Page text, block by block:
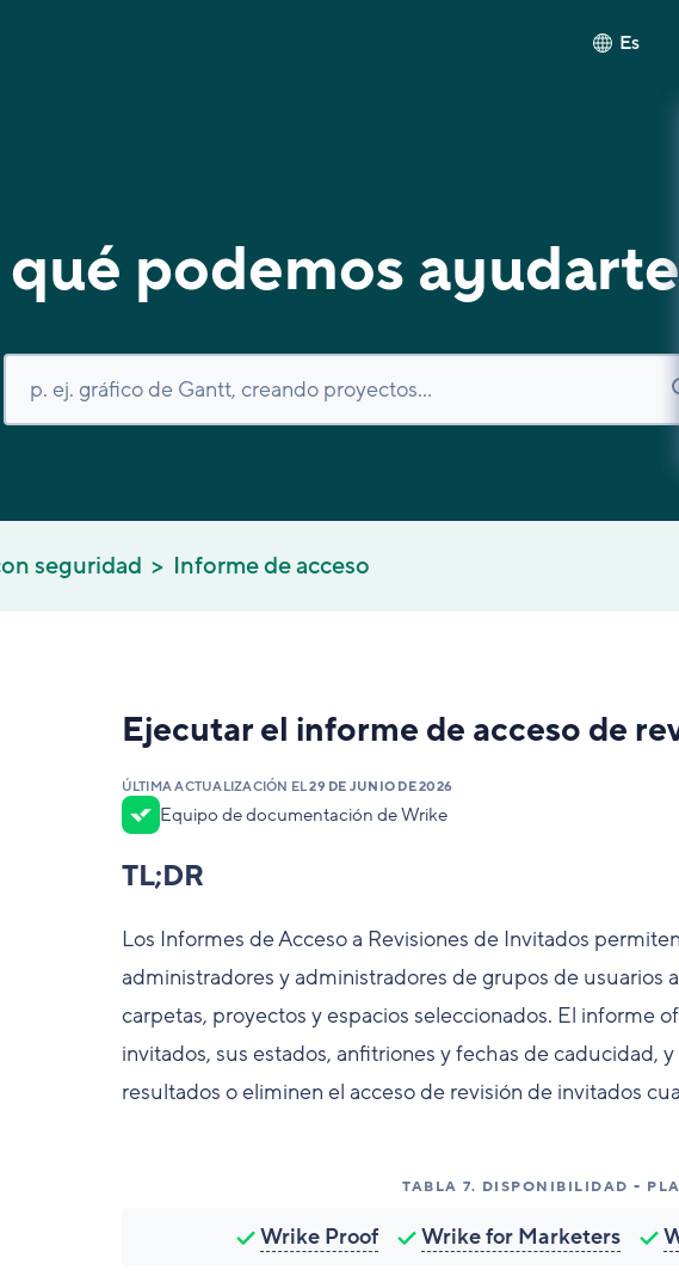
Es
qué podemos
seguridad Informe de acceso
Ejecutar el informe de acceso de
ÚLTIMA ACTUALIZACIÓN EL29 DE JUNIO DE 2026
Equipo de documentación de Wrike
TL;DR
Los Informes de Acceso a Revisiones de Invitados
administradores y administradores de grupos de usuarios
carpetas, proyectos y espacios seleccionados. El informe
invitados, sus estados, anfitriones y fechas de caducidad,
resultados o eliminen el acceso de revisión de invitados
TABLA 7. DISPONIBILIDAD -
Wrike Proof Wrike for Marketers